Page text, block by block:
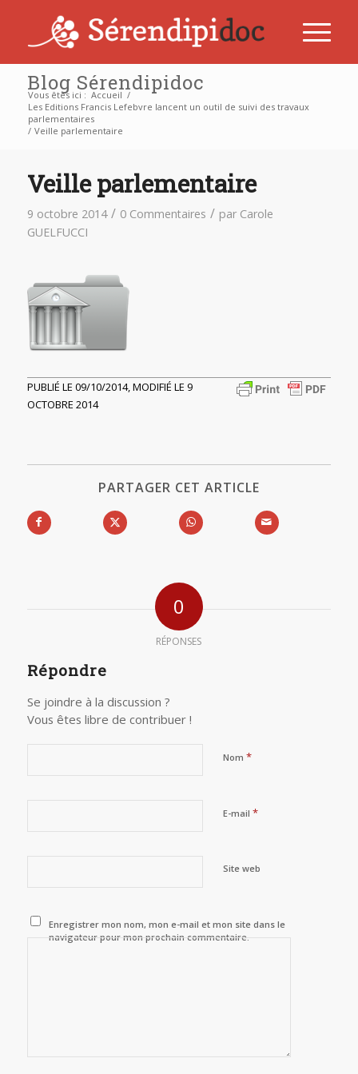
Blog Sérendipidoc
Vous êtes ici : Accueil /
Les Editions Francis Lefebvre lancent un outil de suivi des travaux
parlementaires
/ Veille parlementaire
Veille parlementaire
9 octobre 2014 / 0 Commentaires / par Carole
GUELFUCCI
PUBLIÉ LE 09/10/2014, MODIFIÉ LE 9
OCTOBRE 2014
PARTAGER CET ARTICLE
0
RÉPONSES
Répondre
Se joindre à la discussion ?
Vous êtes libre de contribuer !
Nom *
E-mail *
Site web
Enregistrer mon nom, mon e-mail et mon site dans le
navigateur pour mon prochain commentaire.